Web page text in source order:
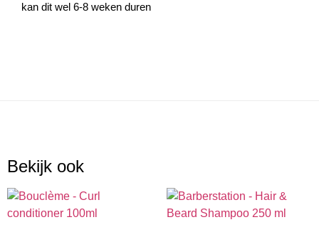
kan dit wel 6-8 weken duren
Bekijk ook